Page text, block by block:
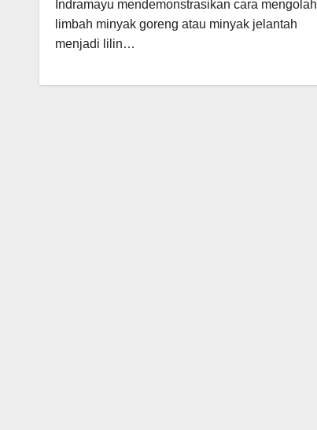
Indramayu mendemonstrasikan cara mengolah
limbah minyak goreng atau minyak jelantah
menjadi lilin…